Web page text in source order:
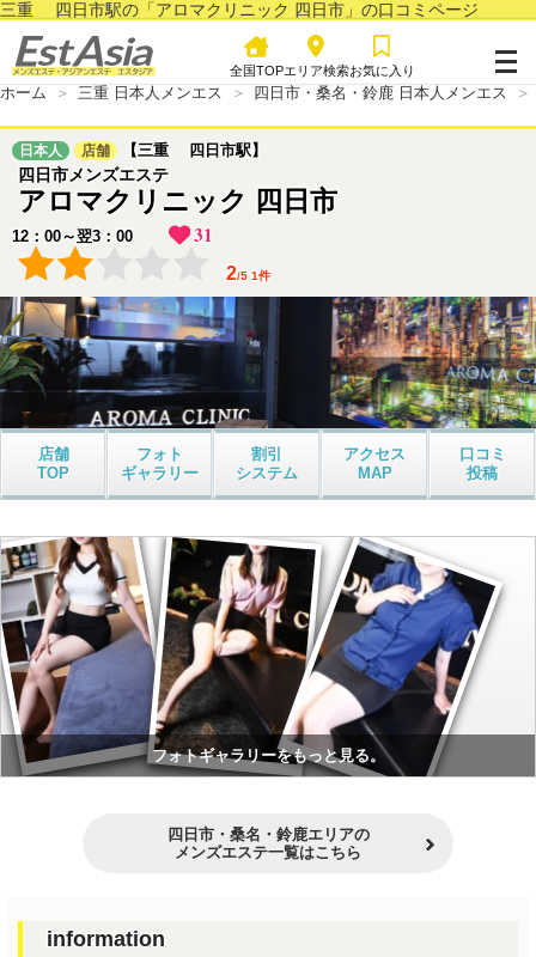
三重 四日市駅の「アロマクリニック 四日市」の口コミページ
全国TOPエリア検索お気に入り
ホーム 三重 日本人メンエス 四日市・桑名・鈴鹿 日本人メンエス
日本人 店舗 【三重 四日市駅】
四日市メンズエステ
アロマクリニック 四日市
12：00～翌3：00 31
2/5 1件
店舗
TOP
フォト
ギャラリー
割引
システム
アクセス
MAP
口コミ
投稿
フォトギャラリーをもっと見る。
四日市・桑名・鈴鹿エリアの
メンズエステ一覧はこちら
information